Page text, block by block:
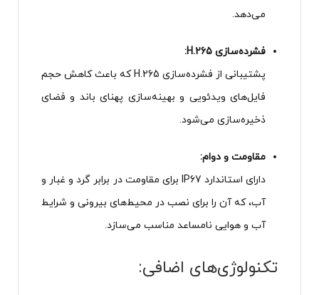
می‌دهد.
فشرده‌سازی H.265:
پشتیبانی از فشرده‌سازی H.265 که باعث کاهش حجم
فایل‌های ویدئویی و بهینه‌سازی پهنای باند و فضای
ذخیره‌سازی می‌شود.
مقاومت و دوام:
دارای استاندارد IP67 برای مقاومت در برابر گرد و غبار و
آب، که آن را برای نصب در محیط‌های بیرونی و شرایط
آب و هوایی نامساعد مناسب می‌سازد.
تکنولوژی‌های اضافی: